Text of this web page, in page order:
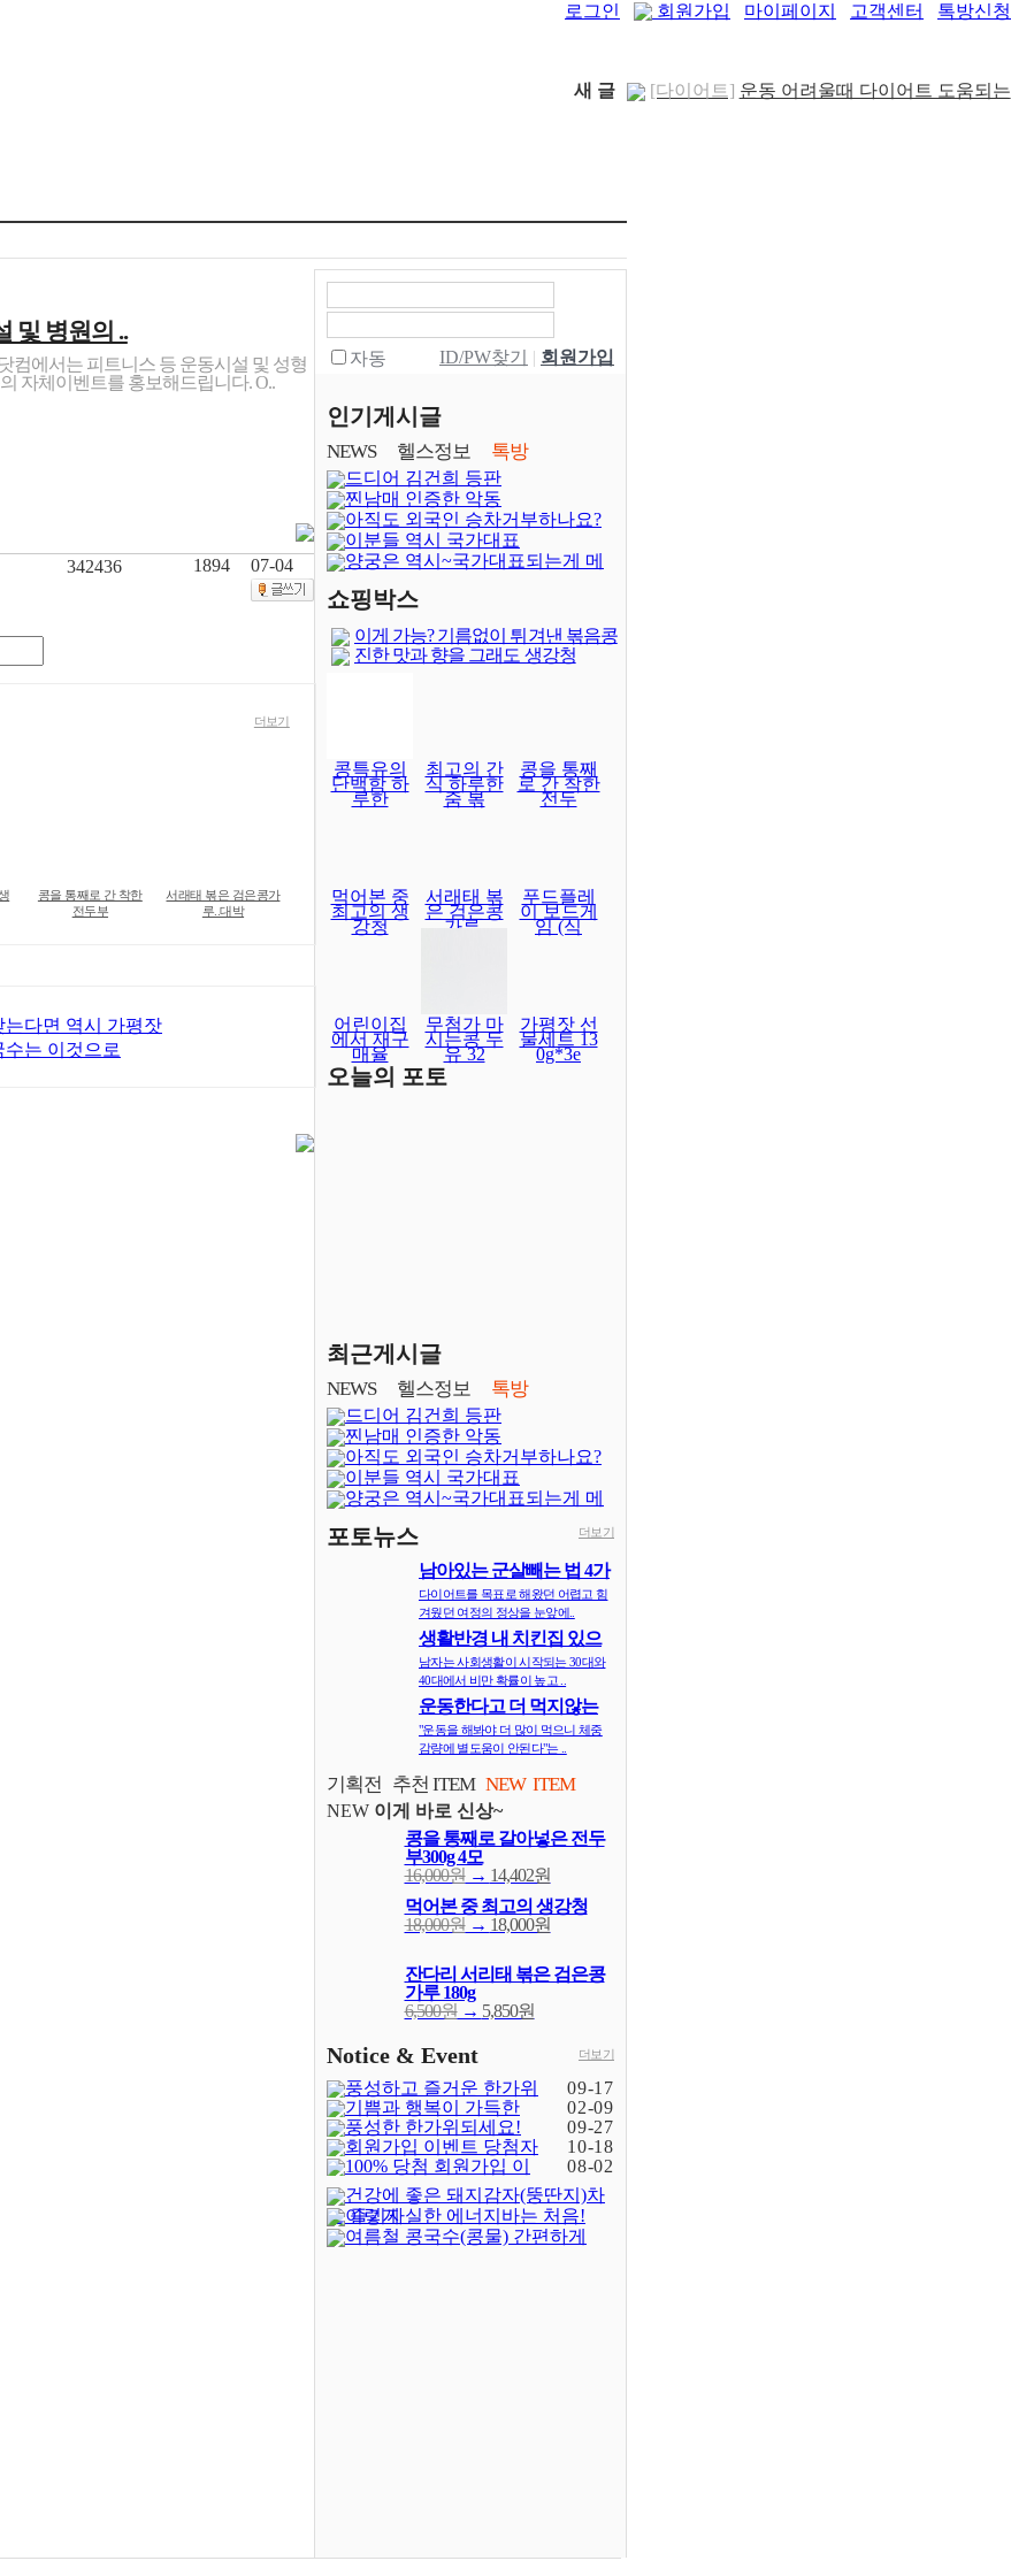
로그인 회원가입 마이페이지 고객센터 톡방신청
새 글 [다이어트] 운동 어려울때 다이어트 도움되는
및 병원의 ..
컴에서는 피트니스 등 운동시설 및 성형
자체이벤트를 홍보해드립니다. O..
342436 1894 07-04
더보기
콩을 통째로 간 착한
전두부
서래태 볶은 검은콩가
루..대박
는다면 역시 가평잣
는 이것으로
자동 ID/PW찾기 | 회원가입
인기게시글
NEWS 헬스정보 톡방
드디어 김건희 등판
찐남매 인증한 악동
아직도 외국인 승차거부하나요?
이분들 역시 국가대표
양궁은 역시~국가대표되는게 메
쇼핑박스
이게 가능? 기름없이 튀겨낸 볶음콩
진한 맛과 향을 그래도 생강청
콩특유의
단백함 하
루한
최고의 간
식 하루한
줌 볶
콩을 통째
로 간 착한
전두
먹어본 중
최고의 생
강청
서래태 볶
은 검은콩
가루.
푸드플레
이 보드게
임 (식
어린이집
에서 재구
매율
무첨가 마
시는콩 두
유 32
가평잣 선
물세트 13
0g*3e
오늘의 포토
최근게시글
NEWS 헬스정보 톡방
드디어 김건희 등판
찐남매 인증한 악동
아직도 외국인 승차거부하나요?
이분들 역시 국가대표
양궁은 역시~국가대표되는게 메
포토뉴스 더보기
남아있는 군살빼는 법 4가
지
다이어트를 목표로 해왔던 어렵고 힘
겨웠던 여정의 정상을 눈앞에..
생활반경 내 치킨집 있으
면 비만확률 ..
남자는 사회생활이 시작되는 30대와
40대에서 비만 확률이 높고 ..
운동한다고 더 먹지않는
다? 오히려 식..
"운동을 해봐야 더 많이 먹으니 체중
감량에 별도움이 안된다"는 ..
기획전 추천 ITEM NEW ITEM
NEW 이게 바로 신상~
콩을 통째로 갈아넣은 전두
부300g 4모
16,000원→ 14,402원
먹어본 중 최고의 생강청
18,000원→ 18,000원
잔다리 서리태 볶은 검은콩
가루 180g
6,500원→ 5,850원
Notice & Event 더보기
풍성하고 즐거운 한가위
되세요! (-402)
09-17
기쁨과 행복이 가득한
새해되세요!
02-09
풍성한 한가위되세요!
09-27
회원가입 이벤트 당첨자
발표 (4)
10-18
100% 당첨 회원가입 이
벤트(종료) (23)
08-02
건강에 좋은 돼지감자(뚱딴지)차
로 즐기자
이렇게 실한 에너지바는 처음!
여름철 콩국수(콩물) 간편하게